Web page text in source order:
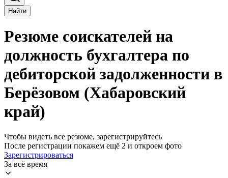
Найти
Резюме соискателей на
должность бухгалтера по
дебиторской задолженности в
Берёзовом (Хабаровский
край)
Чтобы видеть все резюме, зарегистрируйтесь
После регистрации покажем ещё 2 и откроем фото
Зарегистрироваться
За всё время